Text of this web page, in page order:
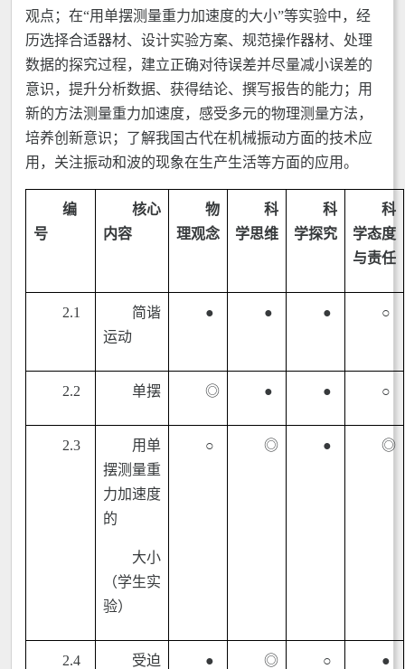
观点；在“用单摆测量重力加速度的大小”等实验中，经
历选择合适器材、设计实验方案、规范操作器材、处理
数据的探究过程，建立正确对待误差并尽量减小误差的
意识，提升分析数据、获得结论、撰写报告的能力；用
新的方法测量重力加速度，感受多元的物理测量方法，
培养创新意识；了解我国古代在机械振动方面的技术应
用，关注振动和波的现象在生产生活等方面的应用。
编
号
核心
内容
物
理观念
科
学思维
科
学探究
科
学态度
与责任
2.1
简谐
运动
● ● ● ○
2.2 单摆 ◎ ● ● ○
2.3
用单
摆测量重
力加速度
的
大小
（学生实
验）
○ ◎ ● ◎
2.4
受迫
● ◎ ○ ●